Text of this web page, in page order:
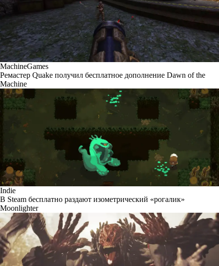
MachineGames
Ремастер Quake получил бесплатное дополнение Dawn of the
Machine
Indie
В Steam бесплатно раздают изометрический «рогалик»
Moonlighter